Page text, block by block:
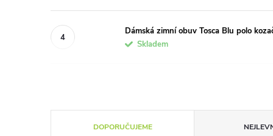
Dámská zimní obuv Tosca Blu polo
Skladem
DOPORUČUJEME